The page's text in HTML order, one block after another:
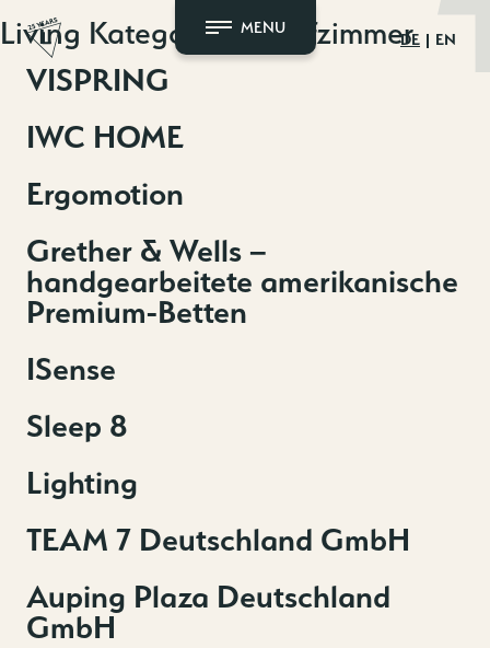
Zum
Inhalt
springen
MENU
DE EN
Living Kategorie: Schlafzimmer
VISPRING
IWC HOME
Ergomotion
Grether & Wells –
handgearbeitete amerikanische
Premium-Betten
ISense
Sleep 8
Lighting
TEAM 7 Deutschland GmbH
Auping Plaza Deutschland
GmbH